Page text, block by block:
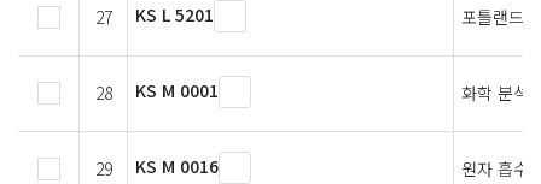
27 KS L 5201 포틀랜드
28 KS M 0001 화학 분석
29 KS M 0016 원자 흡수